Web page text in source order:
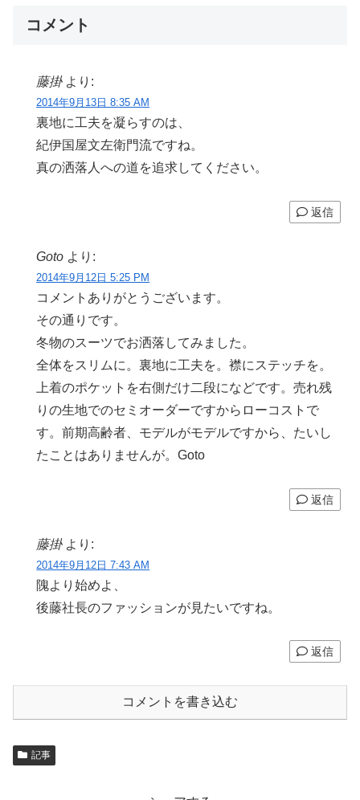
コメント
藤掛 より:
2014年9月13日 8:35 AM
裏地に工夫を凝らすのは、
紀伊国屋文左衛門流ですね。
真の洒落人への道を追求してください。
返信
Goto より:
2014年9月12日 5:25 PM
コメントありがとうございます。
その通りです。
冬物のスーツでお洒落してみました。
全体をスリムに。裏地に工夫を。襟にステッチを。
上着のポケットを右側だけ二段になどです。売れ残
りの生地でのセミオーダーですからローコストで
す。前期高齢者、モデルがモデルですから、たいし
たことはありませんが。Goto
返信
藤掛 より:
2014年9月12日 7:43 AM
隗より始めよ、
後藤社長のファッションが見たいですね。
返信
コメントを書き込む
記事